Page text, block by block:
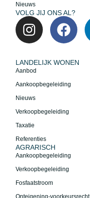
Nieuws
VOLG JIJ ONS AL?
LANDELIJK WONEN
Aanbod
Aankoopbegeleiding
Nieuws
Verkoopbegeleiding
Taxatie
Referenties
AGRARISCH
Aankoopbegeleiding
Verkoopbegeleiding
Fosfaatstroom
Onteigening-voorkeursrecht